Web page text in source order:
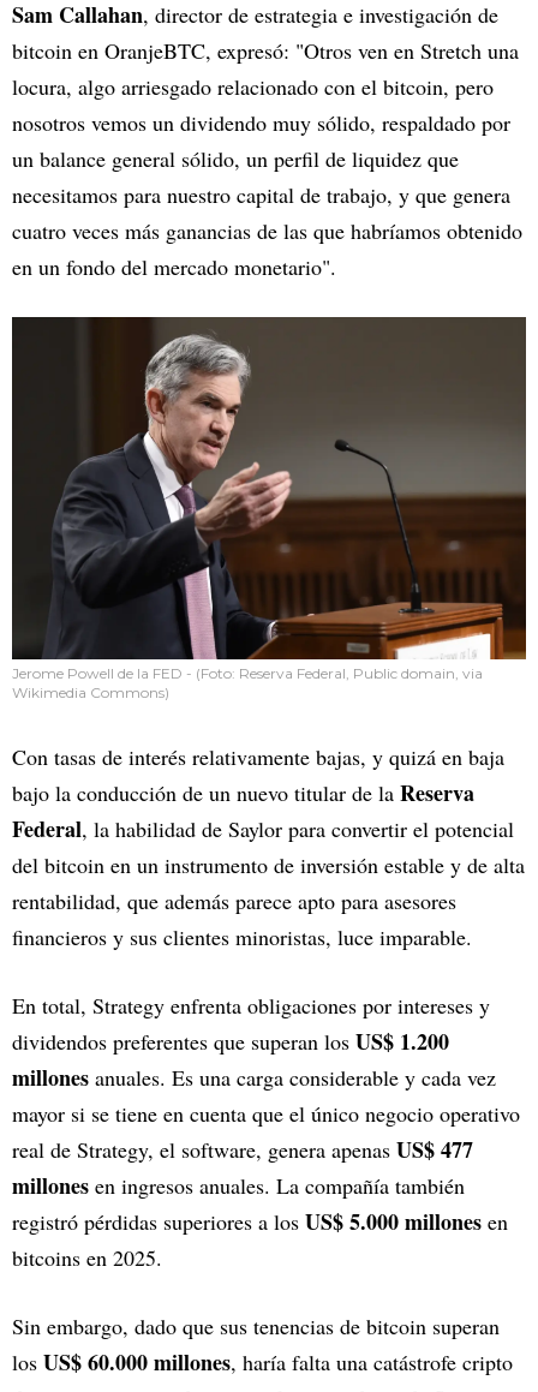
Sam Callahan, director de estrategia e investigación de
bitcoin en OranjeBTC, expresó: "Otros ven en Stretch una
locura, algo arriesgado relacionado con el bitcoin, pero
nosotros vemos un dividendo muy sólido, respaldado por
un balance general sólido, un perfil de liquidez que
necesitamos para nuestro capital de trabajo, y que genera
cuatro veces más ganancias de las que habríamos obtenido
en un fondo del mercado monetario".
Jerome Powell de la FED - (Foto: Reserva Federal, Public domain, via
Wikimedia Commons)
Con tasas de interés relativamente bajas, y quizá en baja
bajo la conducción de un nuevo titular de la Reserva
Federal, la habilidad de Saylor para convertir el potencial
del bitcoin en un instrumento de inversión estable y de alta
rentabilidad, que además parece apto para asesores
financieros y sus clientes minoristas, luce imparable.
En total, Strategy enfrenta obligaciones por intereses y
dividendos preferentes que superan los US$ 1.200
millones anuales. Es una carga considerable y cada vez
mayor si se tiene en cuenta que el único negocio operativo
real de Strategy, el software, genera apenas US$ 477
millones en ingresos anuales. La compañía también
registró pérdidas superiores a los US$ 5.000 millones en
bitcoins en 2025.
Sin embargo, dado que sus tenencias de bitcoin superan
los US$ 60.000 millones, haría falta una catástrofe cripto